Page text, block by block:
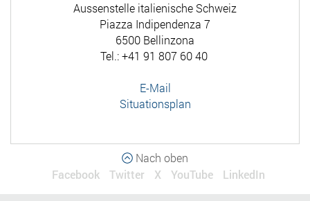
Aussenstelle italienische Schweiz
Piazza Indipendenza 7
6500 Bellinzona
Tel.: +41 91 807 60 40
E-Mail
Situationsplan
Nach oben
Facebook
Twitter X YouTube LinkedIn